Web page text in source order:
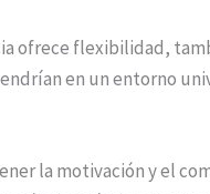
ofrece flexibilidad,
en un entorno
la motivación y el